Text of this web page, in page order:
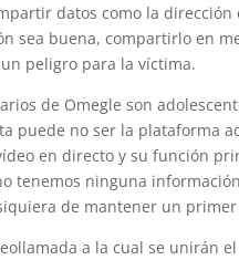
datos como la
sea buena, compartirlo en
peligro para la víctima.
de Omegle son
puede no ser la plataforma
en directo y su función
tenemos ninguna
de mantener un primer
a la cual se unirán